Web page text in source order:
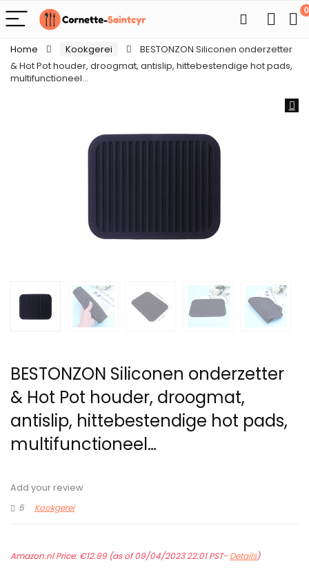
0
Home Kookgerei
BESTONZON Siliconen onderzetter
& Hot Pot houder, droogmat, antislip, hittebestendige hot pads,
multifunctioneel…
BESTONZON Siliconen onderzetter
& Hot Pot houder, droogmat,
antislip, hittebestendige hot pads,
multifunctioneel…
Add your review
5
Kookgerei
Amazon.nl Price:€12.99(as of 09/04/2023 22:01 PST- Details)